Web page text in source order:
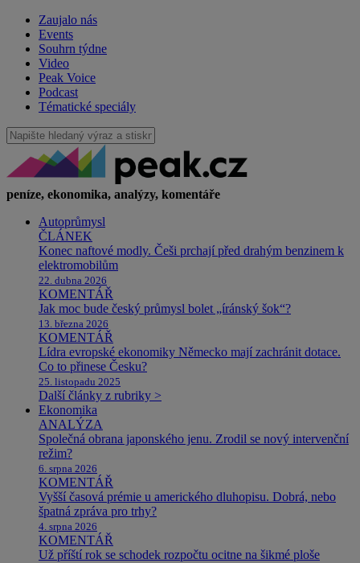
Zaujalo nás
Events
Souhrn týdne
Video
Peak Voice
Podcast
Tématické speciály
peníze, ekonomika, analýzy, komentáře
Autoprůmysl
ČLÁNEK
Konec naftové modly. Češi prchají před drahým benzinem k
elektromobilům
22. dubna 2026
KOMENTÁŘ
Jak moc bude český průmysl bolet „íránský šok“?
13. března 2026
KOMENTÁŘ
Lídra evropské ekonomiky Německo mají zachránit dotace.
Co to přinese Česku?
25. listopadu 2025
Další články z rubriky >
Ekonomika
ANALÝZA
Společná obrana japonského jenu. Zrodil se nový intervenční
režim?
6. srpna 2026
KOMENTÁŘ
Vyšší časová prémie u amerického dluhopisu. Dobrá, nebo
špatná zpráva pro trhy?
4. srpna 2026
KOMENTÁŘ
Už příští rok se schodek rozpočtu ocitne na šikmé ploše